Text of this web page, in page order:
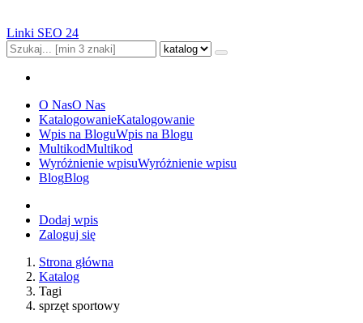
Linki SEO 24
O NasO Nas
KatalogowanieKatalogowanie
Wpis na BloguWpis na Blogu
MultikodMultikod
Wyróżnienie wpisuWyróżnienie wpisu
BlogBlog
Dodaj wpis
Zaloguj się
Strona główna
Katalog
Tagi
sprzęt sportowy